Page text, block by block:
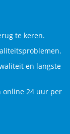
te keren.
en langste
online 24 uur per